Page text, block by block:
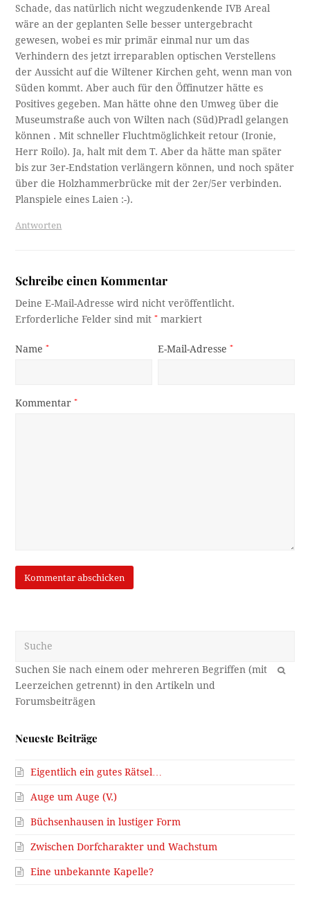
Schade, das natürlich nicht wegzudenkende IVB Areal
wäre an der geplanten Selle besser untergebracht
gewesen, wobei es mir primär einmal nur um das
Verhindern des jetzt irreparablen optischen Verstellens
der Aussicht auf die Wiltener Kirchen geht, wenn man von
Süden kommt. Aber auch für den Öffinutzer hätte es
Positives gegeben. Man hätte ohne den Umweg über die
Museumstraße auch von Wilten nach (Süd)Pradl gelangen
können . Mit schneller Fluchtmöglichkeit retour (Ironie,
Herr Roilo). Ja, halt mit dem T. Aber da hätte man später
bis zur 3er-Endstation verlängern können, und noch später
über die Holzhammerbrücke mit der 2er/5er verbinden.
Planspiele eines Laien :-).
Antworten
Schreibe einen Kommentar
Deine E-Mail-Adresse wird nicht veröffentlicht.
Erforderliche Felder sind mit* markiert
Name* E-Mail-Adresse*
Kommentar*
OK
Neueste Beiträge
Eigentlich ein gutes Rätsel…
Auge um Auge (V.)
Büchsenhausen in lustiger Form
Zwischen Dorfcharakter und Wachstum
Eine unbekannte Kapelle?